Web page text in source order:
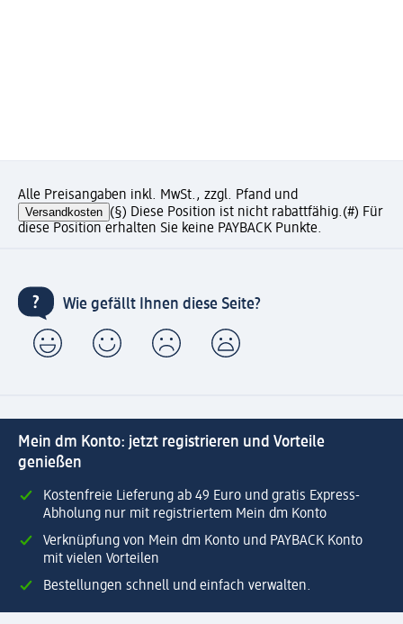
Alle Preisangaben inkl. MwSt., zzgl. Pfand und
Versandkosten (§) Diese Position ist nicht rabattfähig.(#) Für
diese Position erhalten Sie keine PAYBACK Punkte.
Wie gefällt Ihnen diese Seite?
Mein dm Konto: jetzt registrieren und Vorteile
genießen
Kostenfreie Lieferung ab 49 Euro und gratis Express-
Abholung nur mit registriertem Mein dm Konto
Verknüpfung von Mein dm Konto und PAYBACK Konto
mit vielen Vorteilen
Bestellungen schnell und einfach verwalten.